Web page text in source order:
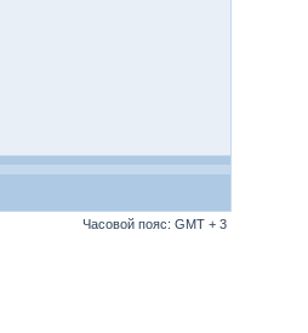
Часовой пояс: GMT + 3